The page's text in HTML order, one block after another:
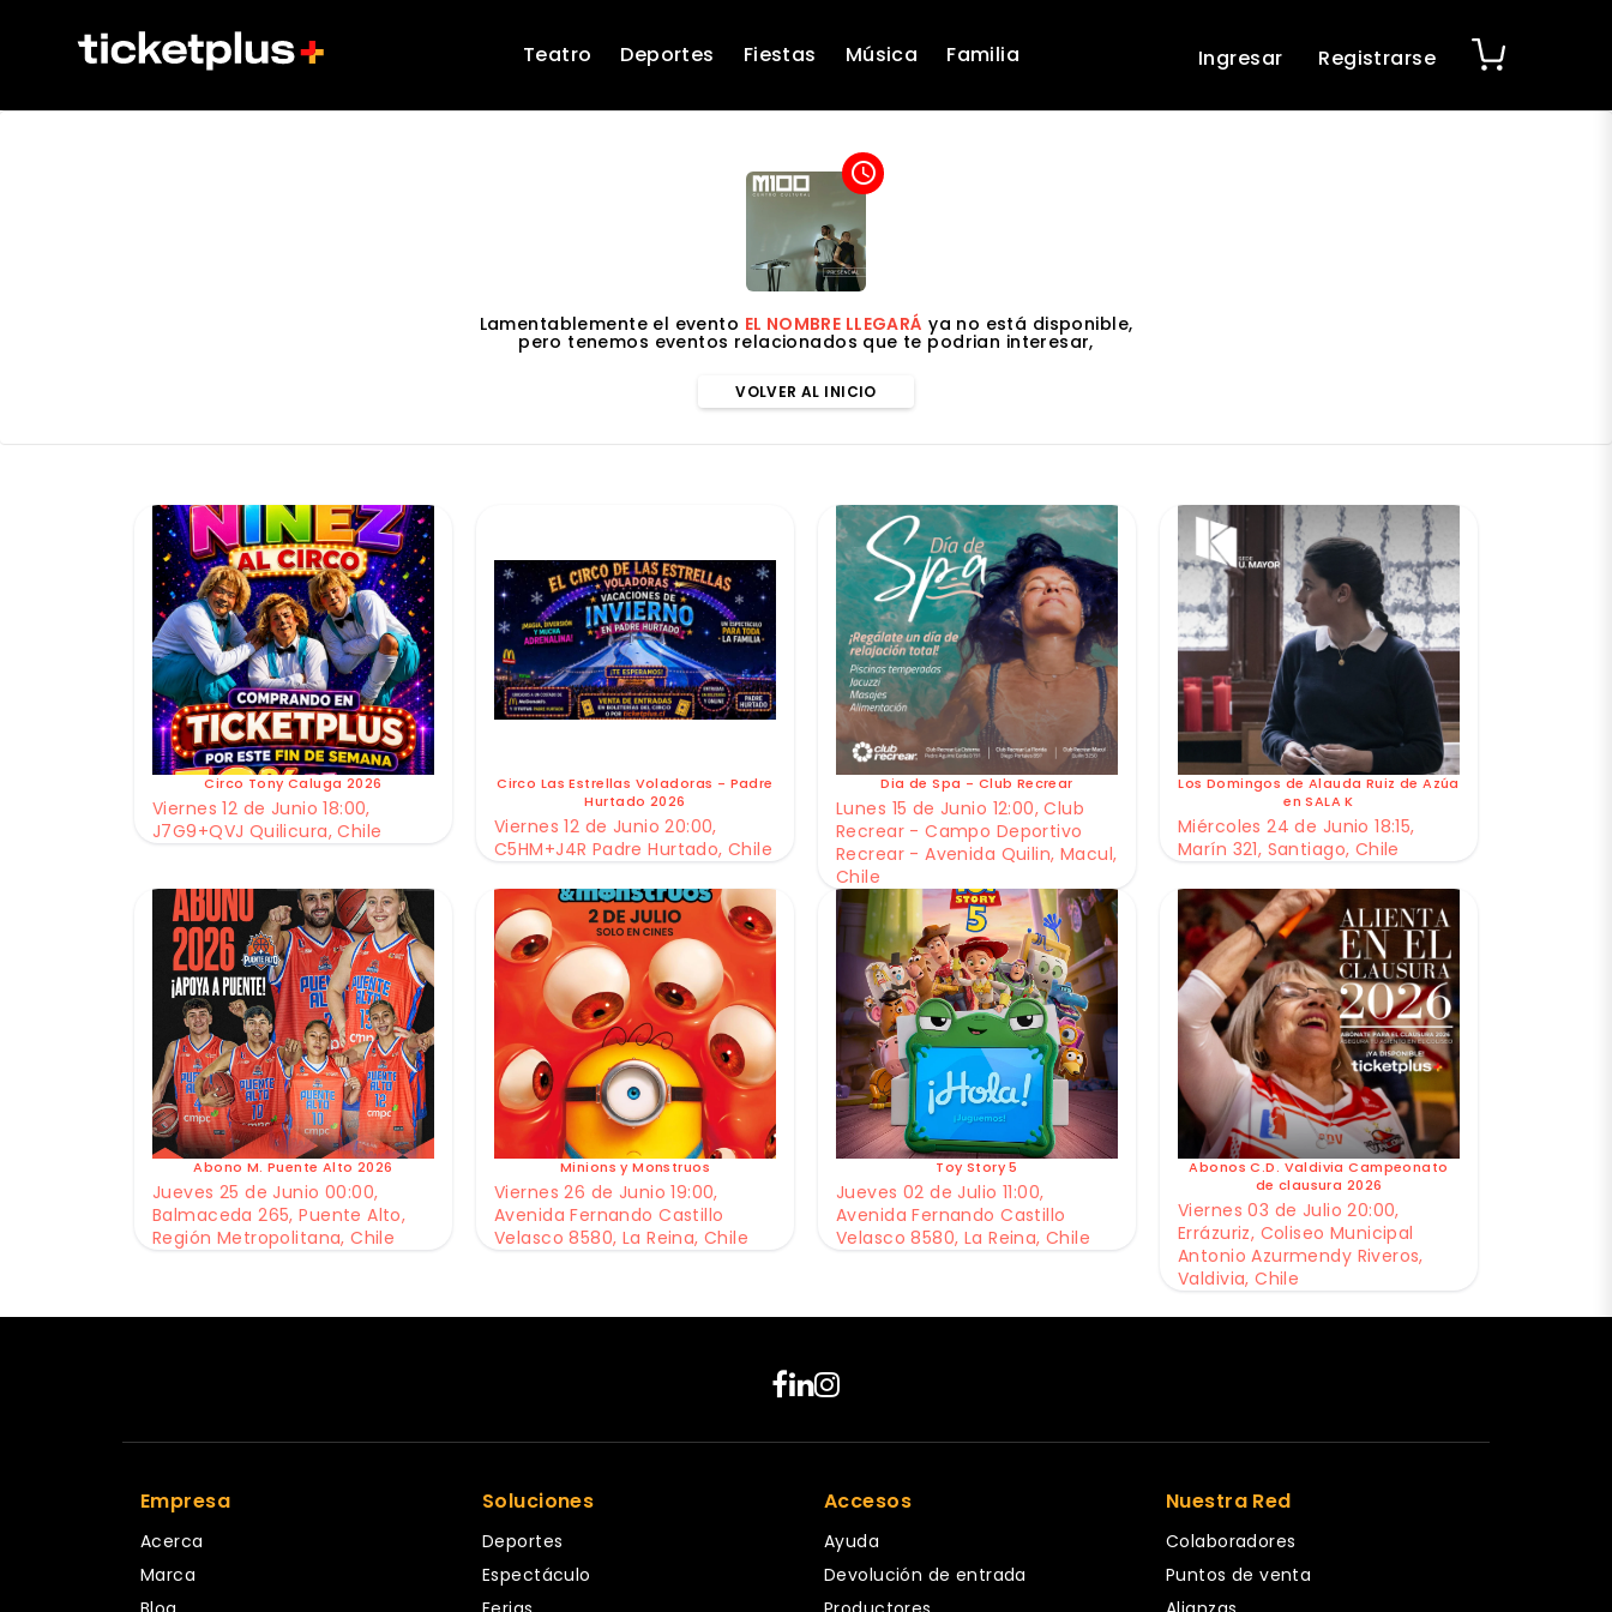
Teatro Deportes Fiestas Música Familia Ingresar Registrarse
access_time
Lamentablemente el evento EL NOMBRE LLEGARÁ ya no está disponible,
pero tenemos eventos relacionados que te podrian interesar,
VOLVER AL INICIO
Circo Tony Caluga 2026
Viernes 12 de Junio 18:00,
J7G9+QVJ Quilicura, Chile
Circo Las Estrellas Voladoras - Padre
Hurtado 2026
Viernes 12 de Junio 20:00,
C5HM+J4R Padre Hurtado, Chile
Dia de Spa - Club Recrear
Lunes 15 de Junio 12:00, Club
Recrear - Campo Deportivo
Recrear - Avenida Quilin, Macul,
Chile
Los Domingos de Alauda Ruiz de Azúa
en SALA K
Miércoles 24 de Junio 18:15,
Marín 321, Santiago, Chile
Abono M. Puente Alto 2026
Jueves 25 de Junio 00:00,
Balmaceda 265, Puente Alto,
Región Metropolitana, Chile
Minions y Monstruos
Viernes 26 de Junio 19:00,
Avenida Fernando Castillo
Velasco 8580, La Reina, Chile
Toy Story 5
Jueves 02 de Julio 11:00,
Avenida Fernando Castillo
Velasco 8580, La Reina, Chile
Abonos C.D. Valdivia Campeonato
de clausura 2026
Viernes 03 de Julio 20:00,
Errázuriz, Coliseo Municipal
Antonio Azurmendy Riveros,
Valdivia, Chile
Empresa
Acerca
Marca
Soluciones
Deportes
Espectáculo
Accesos
Ayuda
Devolución de entrada
Nuestra Red
Colaboradores
Puntos de venta